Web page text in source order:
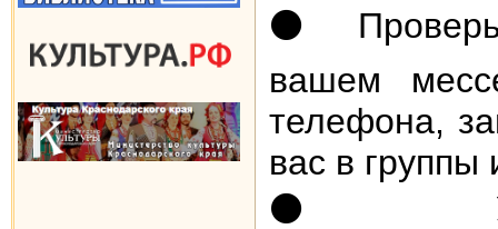
⚫️
вашем
телефона,
вас в
⚫️